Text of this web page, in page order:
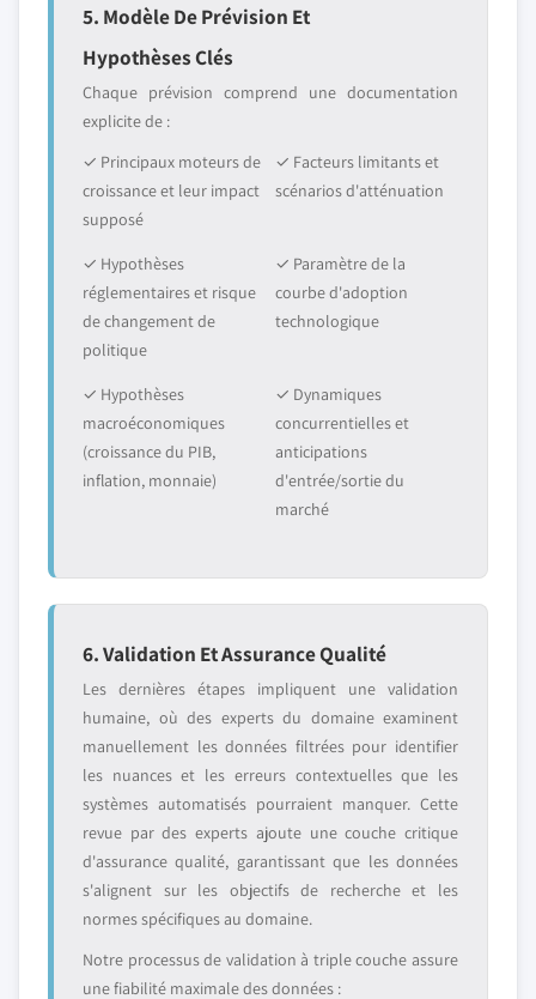
5. Modèle De Prévision Et
Hypothèses Clés
Chaque prévision comprend une documentation
explicite de :
✓ Principaux moteurs de
croissance et leur impact
supposé
✓ Facteurs limitants et
scénarios d'atténuation
✓ Hypothèses
réglementaires et risque
de changement de
politique
✓ Paramètre de la
courbe d'adoption
technologique
✓ Hypothèses
macroéconomiques
(croissance du PIB,
inflation, monnaie)
✓ Dynamiques
concurrentielles et
anticipations
d'entrée/sortie du
marché
6. Validation Et Assurance Qualité
Les dernières étapes impliquent une validation
humaine, où des experts du domaine examinent
manuellement les données filtrées pour identifier
les nuances et les erreurs contextuelles que les
systèmes automatisés pourraient manquer. Cette
revue par des experts ajoute une couche critique
d'assurance qualité, garantissant que les données
s'alignent sur les objectifs de recherche et les
normes spécifiques au domaine.
Notre processus de validation à triple couche assure
une fiabilité maximale des données :